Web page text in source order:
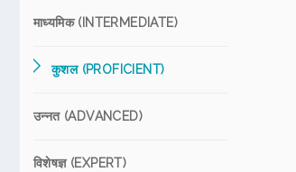
माध्यमिक (INTERMEDIATE)
कुशल (PROFICIENT)
उन्नत (ADVANCED)
विशेषज्ञ (EXPERT)